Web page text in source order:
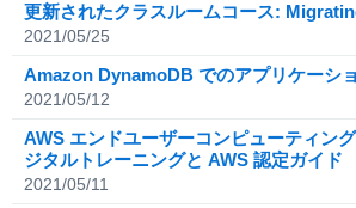
更新されたクラスルームコース:
2021/05/25
Amazon DynamoDB でのアプリケーシ
2021/05/12
AWS エンドユーザーコンピューティン
ジタルトレーニングと AWS 認定ガイド
2021/05/11